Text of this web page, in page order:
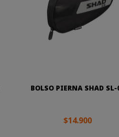
BOLSO PIERNA SHAD SL-
$14.900